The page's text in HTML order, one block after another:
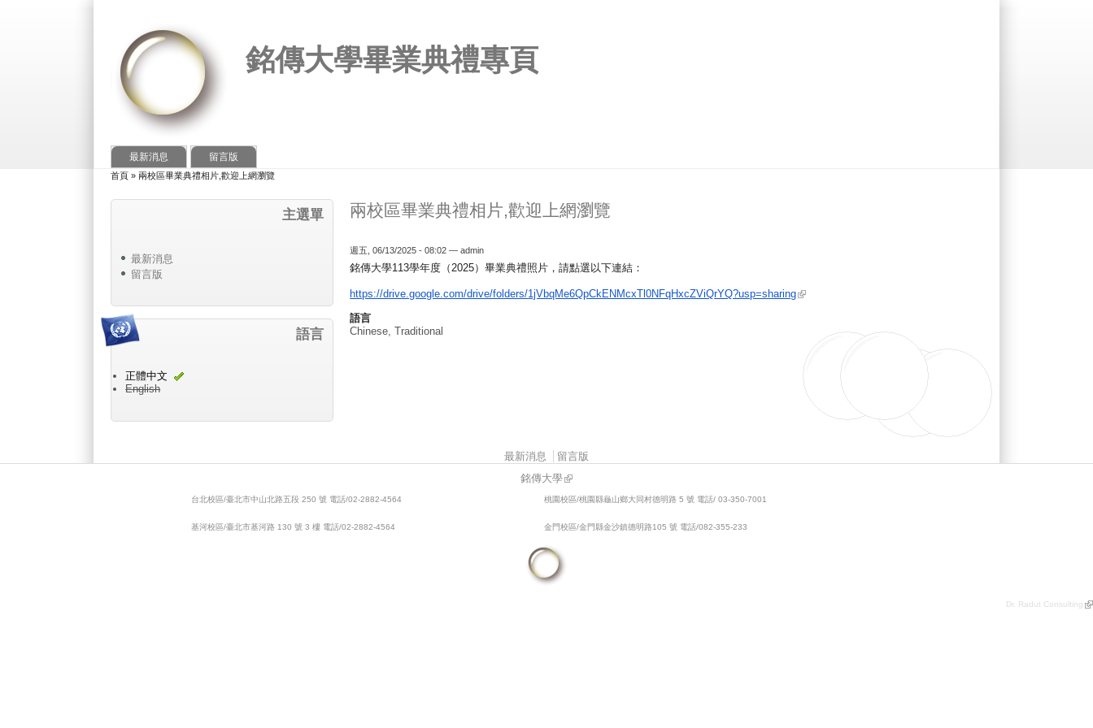
銘傳大學畢業典禮專頁
最新消息 留言版
您在這裡
首頁 »兩校區畢業典禮相片,歡迎上網瀏覽
兩校區畢業典禮相片,歡迎上網瀏覽
週五, 06/13/2025 - 08:02 —admin
銘傳大學113學年度（2025）畢業典禮照片，請點選以下連結：
https://drive.google.com/drive/folders/1jVbqMe6QpCkENMcxTl0NFqHxcZViQrYQ?usp=sharing
語言
Chinese, Traditional
主選單
最新消息
留言版
語言
正體中文
English
最新消息
留言版
銘傳大學
台北校區/臺北市中山北路五段 250 號 電話/02-2882-4564 桃園校區/桃園縣龜山鄉大同村德明路 5 號 電話/ 03-350-7001
基河校區/臺北市基河路 130 號 3 樓 電話/02-2882-4564 金門校區/金門縣金沙鎮德明路105 號 電話/082-355-233
Dr. Radut Consulting